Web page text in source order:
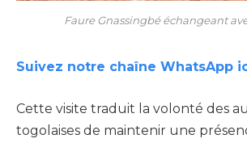
Faure Gnassingbé échangeant
Suivez notre chaîne WhatsApp
Cette visite traduit la volonté des
togolaises de maintenir une